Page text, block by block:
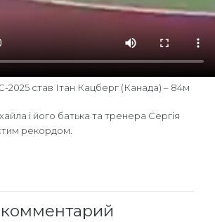
став Ітан Кацберг (Канада) – 84м
і його батька та тренера Сергія
рекордом.